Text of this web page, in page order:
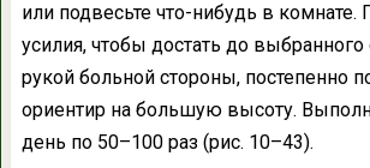
или подвесьте что-нибудь в комнате.
усилия, чтобы достать до выбранного
рукой больной стороны, постепенно
ориентир на большую высоту.
день по 50–100 раз (рис. 10–43).